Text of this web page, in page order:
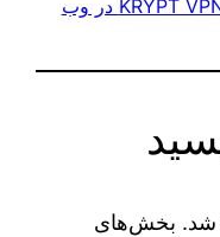
شد. بخش‌های